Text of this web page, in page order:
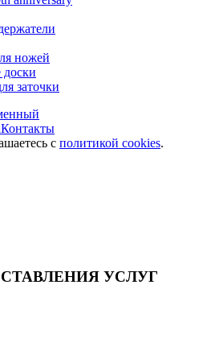
ножей
доски
заточки
Контакты
с политикой cookies.
УСЛУГ